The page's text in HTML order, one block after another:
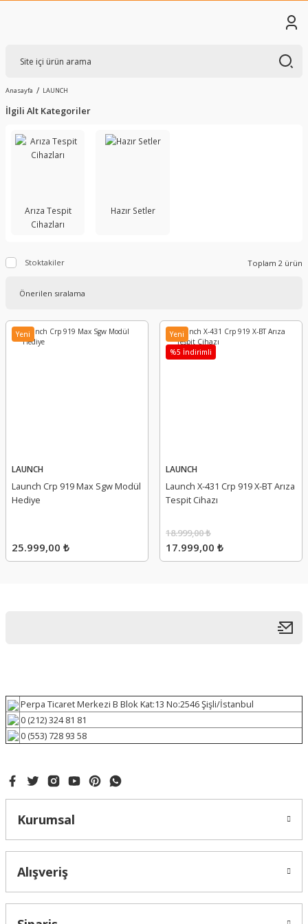
Anasayfa LAUNCH
İlgili Alt Kategoriler
Arıza Tespit
Cihazları
Hazır Setler
Stoktakiler Toplam 2 ürün
Yeni
LAUNCH
Launch Crp 919 Max Sgw Modül
Hediye
25.999,00 ₺
Yeni
%5 İndirimli
LAUNCH
Launch X-431 Crp 919 X-BT Arıza
Tespit Cihazı
17.999,00 ₺
18.999,00 ₺
Perpa Ticaret Merkezi B Blok Kat:13 No:2546 Şişli/İstanbul
0 (212) 324 81 81
0 (553) 728 93 58
Kurumsal
Alışveriş